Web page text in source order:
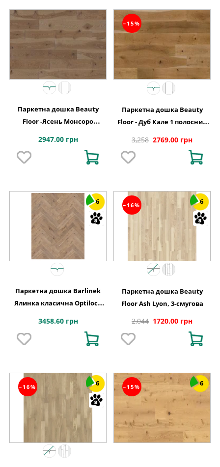
Паркетна дошка Beauty
Floor -Ясень Монсоро
2947.00 грн
−15%
Паркетна дошка Beauty
Floor - Дуб Кале 1 полосний
3,258 2769.00 грн
6
Паркетна дошка Barlinek
Ялинка класична Optilock
1WC000002
3458.60 грн
−16% 6
Паркетна дошка Beauty
Floor Ash Lyon, 3-смугова
2,044 1720.00 грн
−16% 6 −15% 6